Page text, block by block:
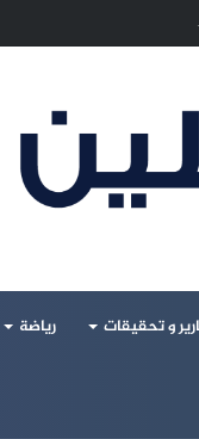
تراقب «اتفاق مكة»
و تحقيقات رياضة